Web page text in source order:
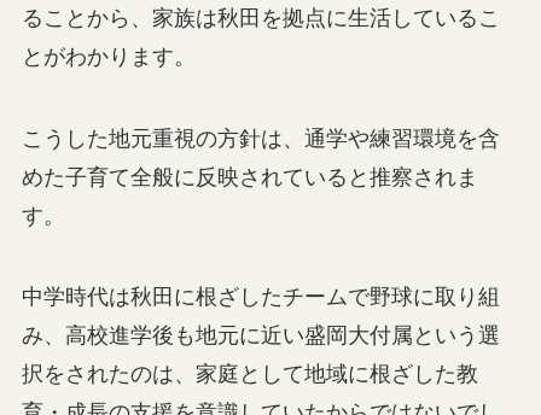
ることから、家族は秋田を拠点に生活しているこ
とがわかります。
こうした地元重視の方針は、通学や練習環境を含
めた子育て全般に反映されていると推察されま
す。
中学時代は秋田に根ざしたチームで野球に取り組
み、高校進学後も地元に近い盛岡大付属という選
択をされたのは、家庭として地域に根ざした教